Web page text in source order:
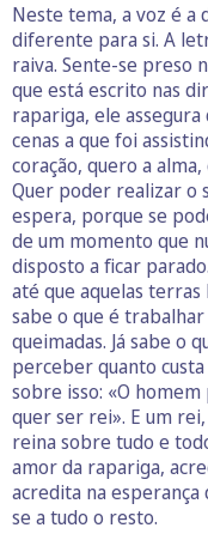
Neste tema, a voz é a
diferente para si. A
raiva. Sente-se preso
que está escrito nas
rapariga, ele
cenas a que foi
coração, quero a
Quer poder realizar o
espera, porque se
de um momento que
disposto a ficar
até que aquelas
sabe o que é
queimadas. Já sabe o
perceber quanto
sobre isso: «O
quer ser rei». E um
reina sobre tudo e
amor da rapariga,
acredita na
se a tudo o resto.